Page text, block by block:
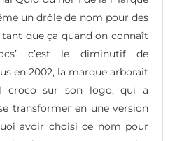
un drôle de nom pour des
tant que ça quand on connaît
c’est le diminutif de
en 2002, la marque arborait
croco sur son logo, qui a
transformer en une version
avoir choisi ce nom pour